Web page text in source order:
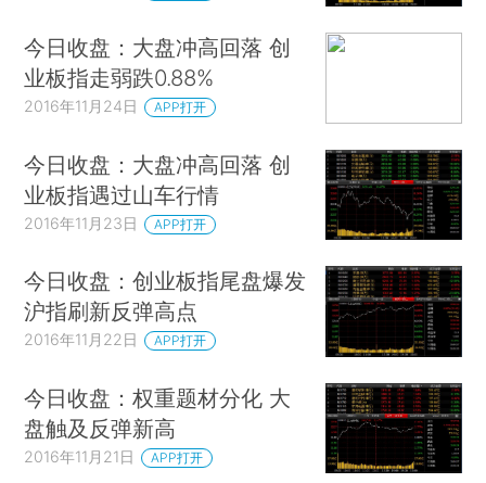
今日收盘：大盘冲高回落 创
业板指走弱跌0.88%
2016年11月24日 APP打开
今日收盘：大盘冲高回落 创
业板指遇过山车行情
2016年11月23日 APP打开
今日收盘：创业板指尾盘爆发
沪指刷新反弹高点
2016年11月22日 APP打开
今日收盘：权重题材分化 大
盘触及反弹新高
2016年11月21日 APP打开